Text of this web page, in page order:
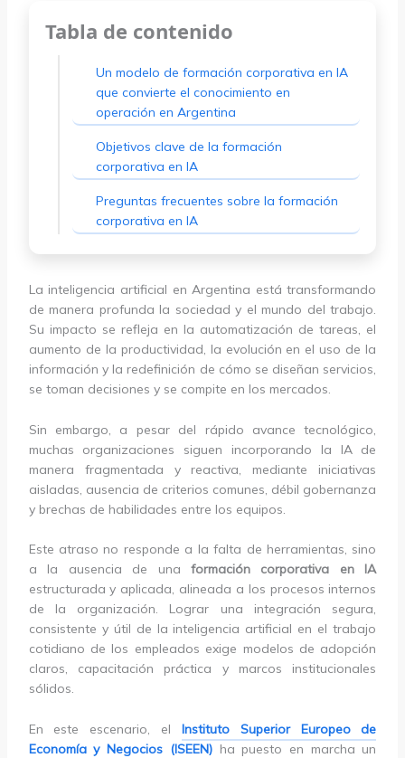
Tabla de contenido
Un modelo de formación corporativa en IA
que convierte el conocimiento en
operación en Argentina
Objetivos clave de la formación
corporativa en IA
Preguntas frecuentes sobre la formación
corporativa en IA
La inteligencia artificial en Argentina está transformando
de manera profunda la sociedad y el mundo del trabajo.
Su impacto se refleja en la automatización de tareas, el
aumento de la productividad, la evolución en el uso de la
información y la redefinición de cómo se diseñan servicios,
se toman decisiones y se compite en los mercados.
Sin embargo, a pesar del rápido avance tecnológico,
muchas organizaciones siguen incorporando la IA de
manera fragmentada y reactiva, mediante iniciativas
aisladas, ausencia de criterios comunes, débil gobernanza
y brechas de habilidades entre los equipos.
Este atraso no responde a la falta de herramientas, sino
a la ausencia de una formación corporativa en IA
estructurada y aplicada, alineada a los procesos internos
de la organización. Lograr una integración segura,
consistente y útil de la inteligencia artificial en el trabajo
cotidiano de los empleados exige modelos de adopción
claros, capacitación práctica y marcos institucionales
sólidos.
En este escenario, el Instituto Superior Europeo de
Economía y Negocios (ISEEN)ha puesto en marcha un